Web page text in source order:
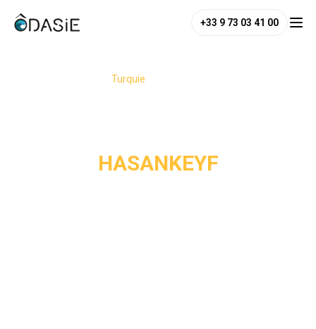
+33 9 73 03 41 00
Turquie
HASANKEYF